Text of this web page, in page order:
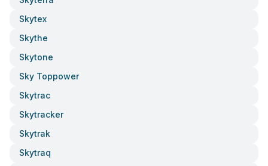
Skytex
Skythe
Skytone
Sky Toppower
Skytrac
Skytracker
Skytrak
Skytraq